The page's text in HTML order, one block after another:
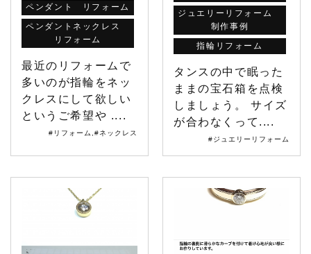
ペンダント リフォーム
ペンダントネックレス
リフォーム
最近のリフォームで
多いのが指輪をネッ
クレスにして欲しい
というご希望や ....
#リフォーム #ネックレス
ジュエリーリフォーム
制作事例
指輪リフォーム
タンスの中で眠った
ままの宝石箱を点検
しましょう。 サイズ
が合わなくって....
#ジュエリーリフォーム